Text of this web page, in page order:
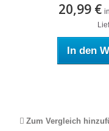
20,99 €
In den
Zum Vergleich